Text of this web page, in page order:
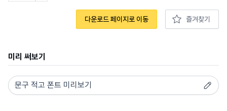
다운로드 페이지로 이동 즐겨찾기
미리 써보기